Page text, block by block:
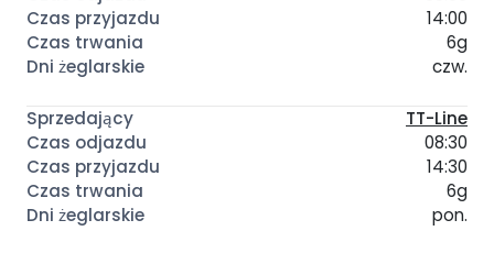
14:00
6g
czw.
TT-Line
08:30
14:30
6g
pon.